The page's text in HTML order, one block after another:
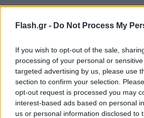
Flash.gr - Do Not Process My
If you wish to opt-out of the sale,
processing of your personal or
targeted advertising by us, please use
section to confirm your selection.
opt-out request is processed you may
interest-based ads based on personal
us or personal information disclosed to